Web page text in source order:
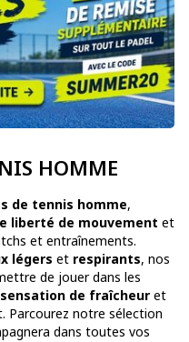
HOMME
de tennis homme,
liberté de mouvement et
et entraînements.
légers et respirants, nos
de jouer dans les
sensation de fraîcheur et
Parcourez notre sélection
dans toutes vos